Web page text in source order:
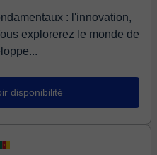
: l'innovation,
explorerez le monde de
disponibilité